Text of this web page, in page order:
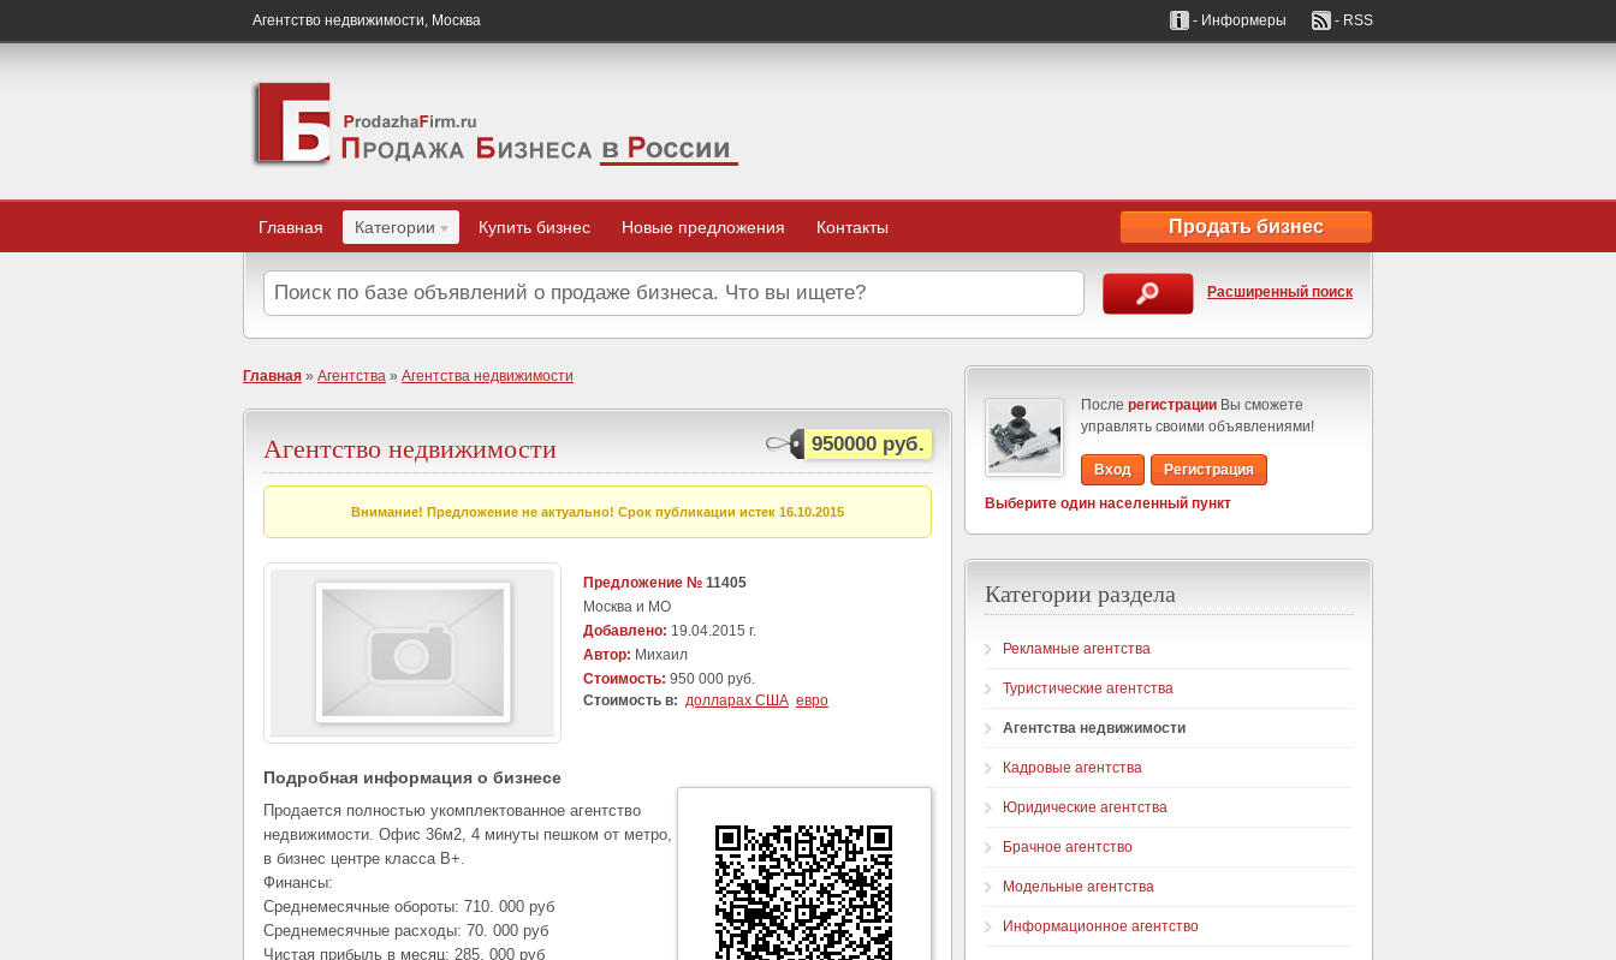
Агентство недвижимости, Москва - Информеры - RSS
Продать бизнес
Главная Категории Купить бизнес Новые предложения Контакты
Расширенный поиск
Главная » Агентства » Агентства недвижимости
950000 руб.
Агентство недвижимости
Внимание! Предложение не актуально! Срок публикации истек 16.10.2015
Предложение № 11405
Москва и МО
Добавлено: 19.04.2015 г.
Автор: Михаил
Стоимость: 950 000 руб.
Стоимость в: долларах США евро
Подробная информация о бизнесе
Продается полностью укомплектованное агентство
недвижимости. Офис 36м2, 4 минуты пешком от метро,
в бизнес центре класса B+.
Финансы:
Среднемесячные обороты: 710. 000 руб
Среднемесячные расходы: 70. 000 руб
Чистая прибыль в месяц: 285. 000 руб
После регистрации Вы сможете
управлять своими объявлениями!
Вход
Регистрация
Выберите один населенный пункт
Категории раздела
Рекламные агентства
Туристические агентства
Агентства недвижимости
Кадровые агентства
Юридические агентства
Брачное агентство
Модельные агентства
Информационное агентство